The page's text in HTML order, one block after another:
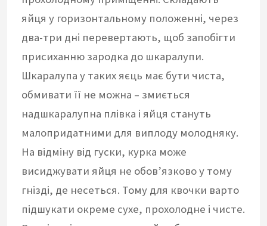
яйця у горизонтальному положенні, через
два-три дні перевертають, щоб запобігти
присиханню зародка до шкаралупи.
Шкаралупа у таких яєць має бути чиста,
обмивати її не можна – змиється
надшкаралупна плівка і яйця стануть
малопридатними для виплоду молодняку.
На відміну від гуски, курка може
висиджувати яйця не обов’язково у тому
гнізді, де несеться. Тому для квочки варто
підшукати окреме сухе, прохолодне і чисте.